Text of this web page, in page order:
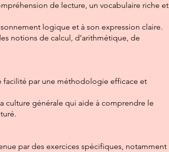
de lecture, un vocabulaire riche et
logique et à son expression claire.
notions de calcul, d’arithmétique, de
facilité par une méthodologie efficace et
culture générale qui aide à comprendre le
par des exercices spécifiques, notamment